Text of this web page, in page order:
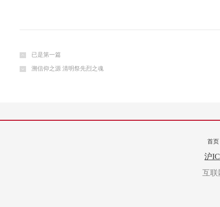
已是第一篇
溯信仰之源 清明祭先烈之魂
首页
转
沪
互联